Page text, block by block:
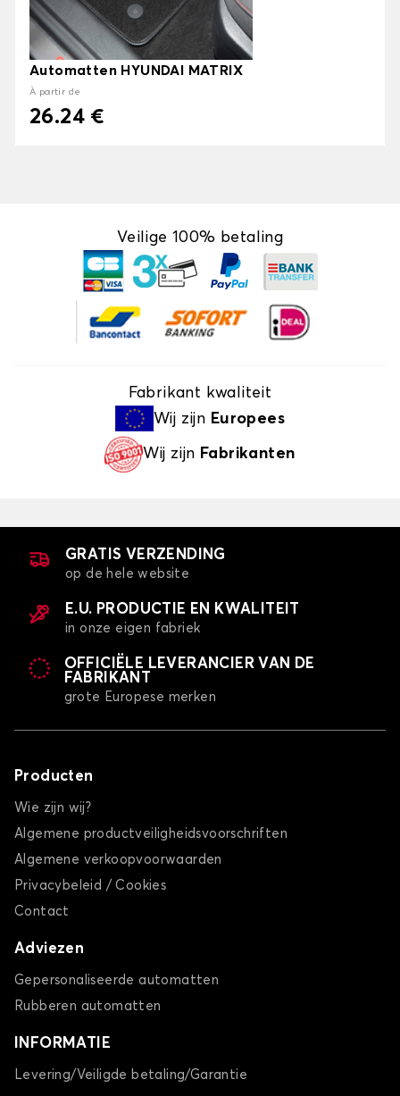
Automatten HYUNDAI MATRIX
À partir de
26.24 €
Veilige 100% betaling
Fabrikant kwaliteit
Wij zijn Europees
Wij zijn Fabrikanten
GRATIS VERZENDING
op de hele website
E.U. PRODUCTIE EN KWALITEIT
in onze eigen fabriek
OFFICIËLE LEVERANCIER VAN DE
FABRIKANT
grote Europese merken
Producten
Wie zijn wij?
Algemene productveiligheidsvoorschriften
Algemene verkoopvoorwaarden
Privacybeleid / Cookies
Contact
Adviezen
Gepersonaliseerde automatten
Rubberen automatten
INFORMATIE
Levering/Veiligde betaling/Garantie